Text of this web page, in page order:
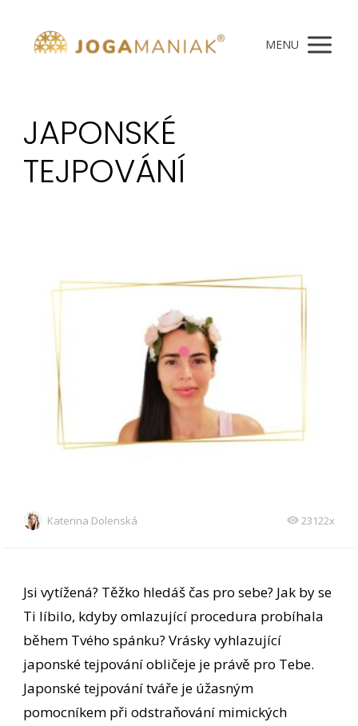
MENU
JAPONSKÉ
TEJPOVÁNÍ
Katerina Dolenská 23122x
Jsi vytížená? Těžko hledáš čas pro sebe? Jak by se
Ti líbilo, kdyby omlazující procedura probíhala
během Tvého spánku? Vrásky vyhlazující
japonské tejpování obličeje je právě pro Tebe.
Japonské tejpování tváře je úžasným
pomocníkem při odstraňování mimických